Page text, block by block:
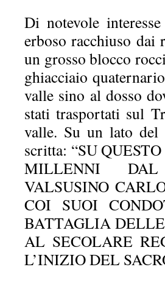
Di notevole
erboso racchiuso dai
un grosso blocco
ghiacciaio
valle sino al dosso
stati trasportati sul
valle. Su un lato del
scritta: “SU
MILLENNI DAL
VALSUSINO
COI SUOI
BATTAGLIA
AL SECOLARE
L’INIZIO DEL